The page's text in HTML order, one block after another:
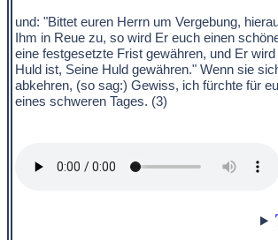
und: "Bittet euren Herrn um Vergebung,
Ihm in Reue zu, so wird Er euch einen
eine festgesetzte Frist gewähren, und Er
Huld ist, Seine Huld gewähren." Wenn sie
abkehren, (so sag:) Gewiss, ich fürchte für
eines schweren Tages. (3)